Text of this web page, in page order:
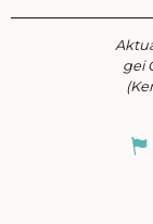
gei